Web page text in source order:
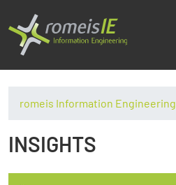
romeis Information Engineering
INSIGHTS